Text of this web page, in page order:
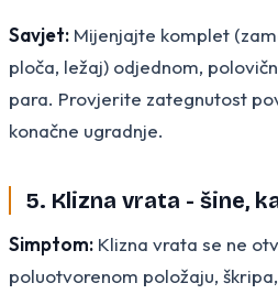
Savjet: Mijenjajte komplet
ploča, ležaj) odjednom,
para. Provjerite zategnutost
konačne ugradnje.
5. Klizna vrata - šine,
Simptom: Klizna vrata se ne
poluotvorenom položaju,